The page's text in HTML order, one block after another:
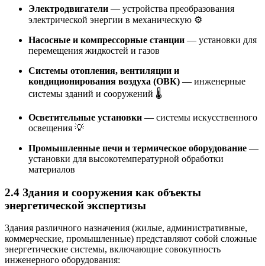
Электродвигатели — устройства преобразования
электрической энергии в механическую ⚙️
Насосные и компрессорные станции — установки для
перемещения жидкостей и газов
Системы отопления, вентиляции и
кондиционирования воздуха (ОВК) — инженерные
системы зданий и сооружений 🌡️
Осветительные установки — системы искусственного
освещения 💡
Промышленные печи и термическое оборудование —
установки для высокотемпературной обработки
материалов
2.4 Здания и сооружения как объекты
энергетической экспертизы
Здания различного назначения (жилые, административные,
коммерческие, промышленные) представляют собой сложные
энергетические системы, включающие совокупность
инженерного оборудования: